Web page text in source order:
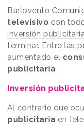
Barlovento
televisivo con
inversión
terminar. Entre las
aumentado el
publicitaria.
Inversión
Al contrario que
publicitaria en